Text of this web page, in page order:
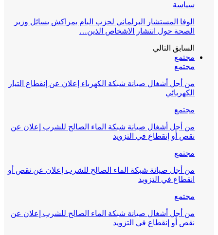
سياسة
الوفا المستشار البرلماني لحزب البام بمراكش يسائل وزير
الصحة حول انتشار الاشخاص الذين…
السابق التالي
مجتمع
مجتمع
من أجل أشغال صيانة شبكة الكهرباء إعلان عن إنقطاع التيار
الكهربائي
مجتمع
من أجل أشغال صيانة شبكة الماء الصالح للشرب إعلان عن
نقص أو إنقطاع في التزويد
مجتمع
من أجل صيانة شبكة الماء الصالح للشرب إعلان عن نقص أو
انقطاع في التزويد
مجتمع
من أجل أشغال صيانة شبكة الماء الصالح للشرب إعلان عن
نقص أو إنقطاع في التزويد